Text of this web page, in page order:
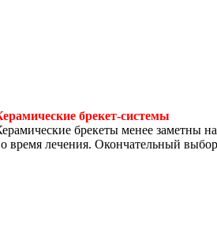
брекет-системы
брекеты менее заметны
время лечения. Окончательный